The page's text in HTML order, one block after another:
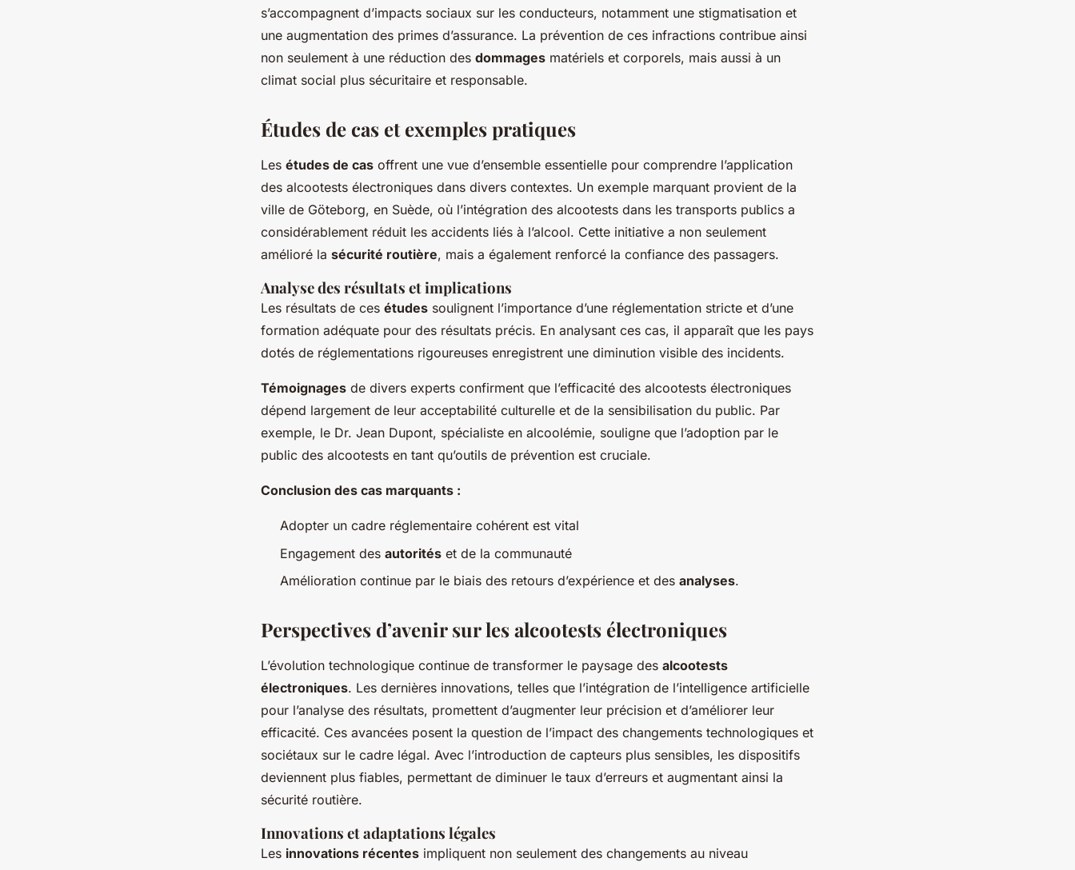
s’accompagnent d’impacts sociaux sur les conducteurs, notamment une stigmatisation et
une augmentation des primes d’assurance. La prévention de ces infractions contribue ainsi
non seulement à une réduction des dommages matériels et corporels, mais aussi à un
climat social plus sécuritaire et responsable.
Études de cas et exemples pratiques
Les études de cas offrent une vue d’ensemble essentielle pour comprendre l’application
des alcootests électroniques dans divers contextes. Un exemple marquant provient de la
ville de Göteborg, en Suède, où l’intégration des alcootests dans les transports publics a
considérablement réduit les accidents liés à l’alcool. Cette initiative a non seulement
amélioré la sécurité routière, mais a également renforcé la confiance des passagers.
Analyse des résultats et implications
Les résultats de ces études soulignent l’importance d’une réglementation stricte et d’une
formation adéquate pour des résultats précis. En analysant ces cas, il apparaît que les pays
dotés de réglementations rigoureuses enregistrent une diminution visible des incidents.
Témoignages de divers experts confirment que l’efficacité des alcootests électroniques
dépend largement de leur acceptabilité culturelle et de la sensibilisation du public. Par
exemple, le Dr. Jean Dupont, spécialiste en alcoolémie, souligne que l’adoption par le
public des alcootests en tant qu’outils de prévention est cruciale.
Conclusion des cas marquants :
Adopter un cadre réglementaire cohérent est vital
Engagement des autorités et de la communauté
Amélioration continue par le biais des retours d’expérience et des analyses.
Perspectives d’avenir sur les alcootests électroniques
L’évolution technologique continue de transformer le paysage des alcootests
électroniques. Les dernières innovations, telles que l’intégration de l’intelligence artificielle
pour l’analyse des résultats, promettent d’augmenter leur précision et d’améliorer leur
efficacité. Ces avancées posent la question de l’impact des changements technologiques et
sociétaux sur le cadre légal. Avec l’introduction de capteurs plus sensibles, les dispositifs
deviennent plus fiables, permettant de diminuer le taux d’erreurs et augmentant ainsi la
sécurité routière.
Innovations et adaptations légales
Les innovations récentes impliquent non seulement des changements au niveau